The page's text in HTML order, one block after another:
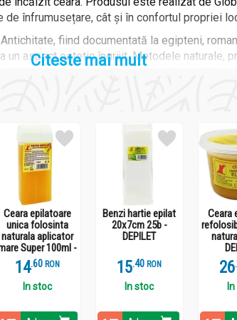
înfrumusețare, cât și în confortul propriei
fiind documentată la egipteni,
aspect estetic îngrijit. Metodele naturale,
cosmetică și îngrijirea pielii datorită
Citeste mai mult
Ceara epilatoare
unica folosinta
naturala aplicator
Super 100ml -
DEPILET
14.6 RON
In stoc
Benzi hartie epilat
20x7cm 25b -
DEPILET
15.4 RON
In stoc
Ceara
26.